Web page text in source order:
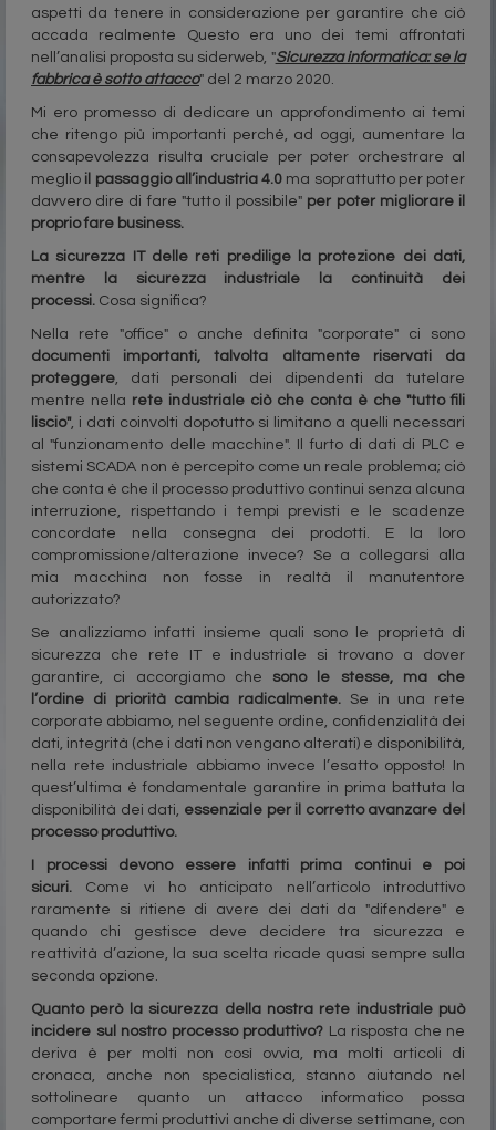
aspetti da tenere in considerazione per garantire che ciò
accada realmente Questo era uno dei temi affrontati
nell’analisi proposta su siderweb, "Sicurezza informatica: se la
fabbrica è sotto attacco" del 2 marzo 2020.
Mi ero promesso di dedicare un approfondimento ai temi
che ritengo più importanti perché, ad oggi, aumentare la
consapevolezza risulta cruciale per poter orchestrare al
meglio il passaggio all’industria 4.0 ma soprattutto per poter
davvero dire di fare "tutto il possibile" per poter migliorare il
proprio fare business.
La sicurezza IT delle reti predilige la protezione dei dati,
mentre la sicurezza industriale la continuità dei
processi. Cosa significa?
Nella rete "office" o anche definita "corporate" ci sono
documenti importanti, talvolta altamente riservati da
proteggere, dati personali dei dipendenti da tutelare
mentre nella rete industriale ciò che conta è che "tutto fili
liscio", i dati coinvolti dopotutto si limitano a quelli necessari
al "funzionamento delle macchine". Il furto di dati di PLC e
sistemi SCADA non è percepito come un reale problema; ciò
che conta è che il processo produttivo continui senza alcuna
interruzione, rispettando i tempi previsti e le scadenze
concordate nella consegna dei prodotti. E la loro
compromissione/alterazione invece? Se a collegarsi alla
mia macchina non fosse in realtà il manutentore
autorizzato?
Se analizziamo infatti insieme quali sono le proprietà di
sicurezza che rete IT e industriale si trovano a dover
garantire, ci accorgiamo che sono le stesse, ma che
l’ordine di priorità cambia radicalmente. Se in una rete
corporate abbiamo, nel seguente ordine, confidenzialità dei
dati, integrità (che i dati non vengano alterati) e disponibilità,
nella rete industriale abbiamo invece l’esatto opposto! In
quest’ultima è fondamentale garantire in prima battuta la
disponibilità dei dati, essenziale per il corretto avanzare del
processo produttivo.
I processi devono essere infatti prima continui e poi
sicuri. Come vi ho anticipato nell’articolo introduttivo
raramente si ritiene di avere dei dati da "difendere" e
quando chi gestisce deve decidere tra sicurezza e
reattività d’azione, la sua scelta ricade quasi sempre sulla
seconda opzione.
Quanto però la sicurezza della nostra rete industriale può
incidere sul nostro processo produttivo? La risposta che ne
deriva è per molti non così ovvia, ma molti articoli di
cronaca, anche non specialistica, stanno aiutando nel
sottolineare quanto un attacco informatico possa
comportare fermi produttivi anche di diverse settimane, con